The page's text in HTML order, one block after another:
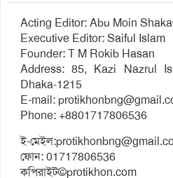
Acting Editor: Abu Moin
Executive Editor: Saiful Islam
Founder: T M Rokib Hasan
Address: 85, Kazi Nazrul
Dhaka-1215
E-mail:
Phone: +8801717806536
ই-মেইল:
ফোন: 01717806536
কপিরাইট©protikhon.com